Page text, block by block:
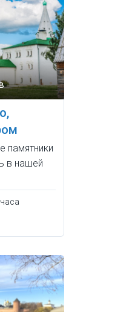
памятники
в нашей